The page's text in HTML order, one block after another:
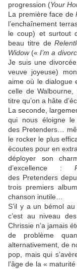
progression (Your
La première face de
l’enchaînement
le coup) et surtout
beau titre de
Widow(«I’m a
Je suis une
veuve joyeuse)
aime où le dialogue
celle de Walbourne
titre qu’on a hâte
La seconde,
qui nous éloigne
des Pretenders…
le rocker le plus
écoutes pour en
déployer son
d’excellence :
des Pretenders
trois premiers
chanson inutile…
S’il y a un bémol
c’est au niveau
Chrissie n’a jamais
de problème
alternativement, de
pop, mais qui
l’âge de la «